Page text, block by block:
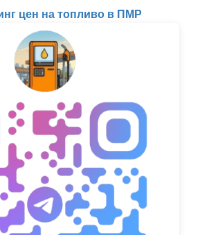
цен на топливо в ПМР